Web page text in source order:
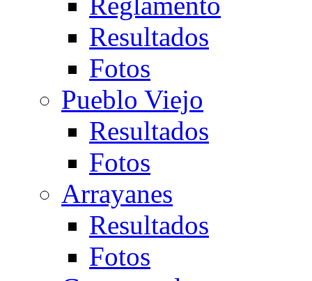
Resultados
Fotos
Pueblo Viejo
Resultados
Fotos
Arrayanes
Resultados
Fotos